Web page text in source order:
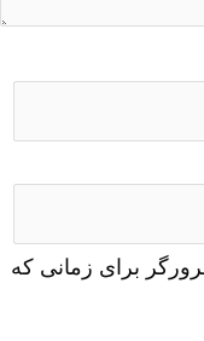
برای زمانی که